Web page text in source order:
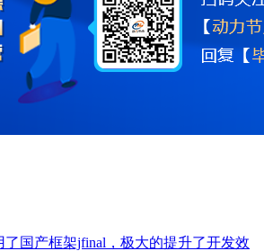
了国产框架jfinal，极大的提升了开发效